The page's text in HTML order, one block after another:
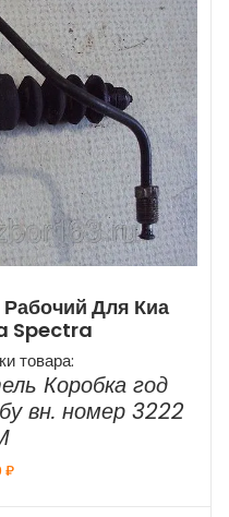
Для Киа
Spectra
товара:
Коробка год
вн. номер 3222
₽